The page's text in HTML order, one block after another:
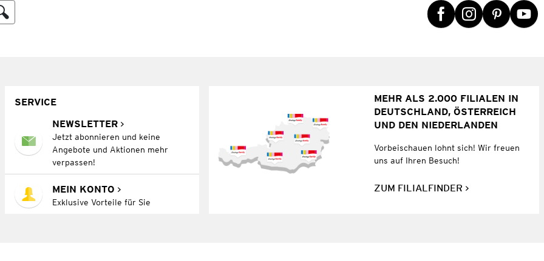
SERVICE
NEWSLETTER
Jetzt abonnieren und keine
Angebote und Aktionen mehr
verpassen!
MEIN KONTO
Exklusive Vorteile für Sie
MEHR ALS 2.000 FILIALEN IN
DEUTSCHLAND, ÖSTERREICH
UND DEN NIEDERLANDEN
Vorbeischauen lohnt sich! Wir freuen
uns auf Ihren Besuch!
ZUM FILIALFINDER